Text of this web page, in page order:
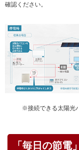
確認ください。
※接続できる太陽光
「毎日の節電